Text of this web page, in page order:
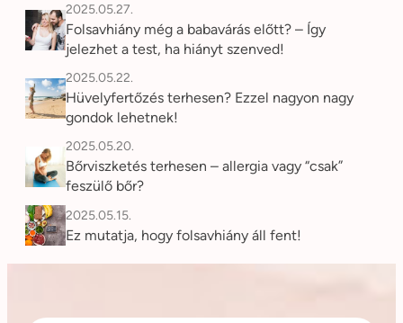
2025.05.27.
Folsavhiány még a babavárás előtt? – Így
jelezhet a test, ha hiányt szenved!
2025.05.22.
Hüvelyfertőzés terhesen? Ezzel nagyon nagy
gondok lehetnek!
2025.05.20.
Bőrviszketés terhesen – allergia vagy “csak”
feszülő bőr?
2025.05.15.
Ez mutatja, hogy folsavhiány áll fent!